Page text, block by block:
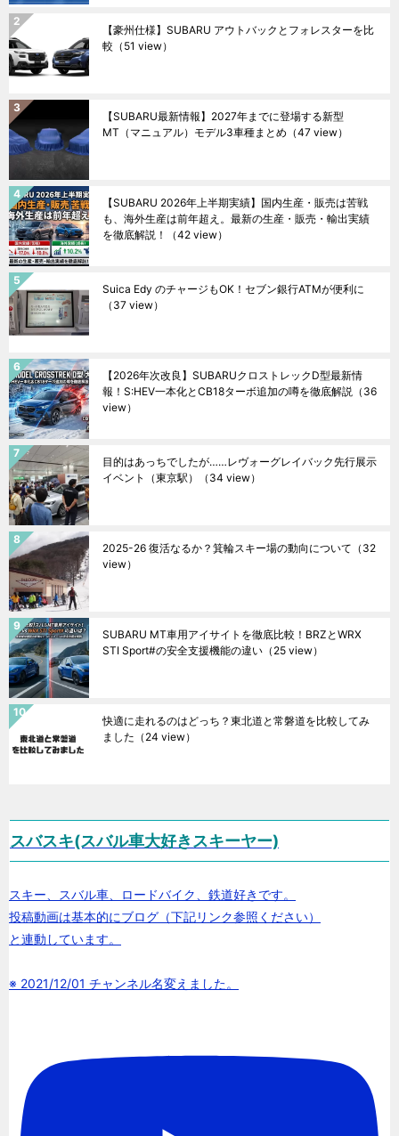
【豪州仕様】SUBARU アウトバックとフォレスターを比
較 （51 view）
【SUBARU最新情報】2027年までに登場する新型
MT（マニュアル）モデル3車種まとめ （47 view）
【SUBARU 2026年上半期実績】国内生産・販売は苦戦
も、海外生産は前年超え。最新の生産・販売・輸出実績
を徹底解説！
（42 view）
Suica Edy のチャージもOK！セブン銀行ATMが便利に
（37 view）
【2026年次改良】SUBARUクロストレックD型最新情
報！S:HEV一本化とCB18ターボ追加の噂を徹底解説 （36
view）
目的はあっちでしたが……レヴォーグレイバック先行展示
イベント（東京駅）
（34 view）
2025-26 復活なるか？箕輪スキー場の動向について （32
view）
SUBARU MT車用アイサイトを徹底比較！BRZとWRX
STI Sport#の安全支援機能の違い （25 view）
快適に走れるのはどっち？東北道と常磐道を比較してみ
ました （24 view）
スバスキ(スバル車大好きスキーヤー)
スキー、スバル車、ロードバイク、鉄道好きです。
投稿動画は基本的にブログ（下記リンク参照ください）
と連動しています。
※ 2021/12/01 チャンネル名変えました。